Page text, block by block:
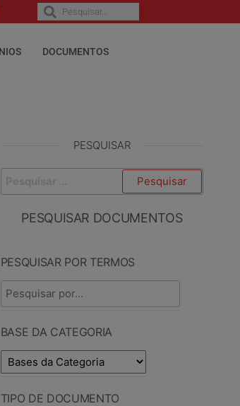
DOCUMENTOS
PESQUISAR
PESQUISAR DOCUMENTOS
PESQUISAR POR TERMOS
BASE DA CATEGORIA
TIPO DE DOCUMENTO